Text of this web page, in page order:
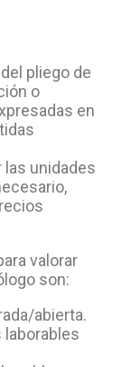
pliego de
o
en
las unidades
valorar
son:
abierta.
laborables